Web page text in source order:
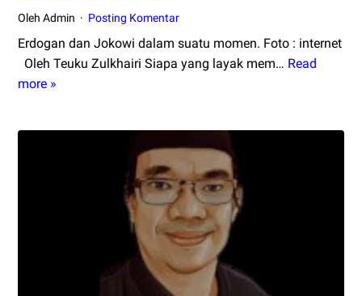
Oleh Admin Posting Komentar
Erdogan dan Jokowi dalam suatu momen. Foto : internet
Oleh Teuku Zulkhairi Siapa yang layak mem… Read
more »
Siapa